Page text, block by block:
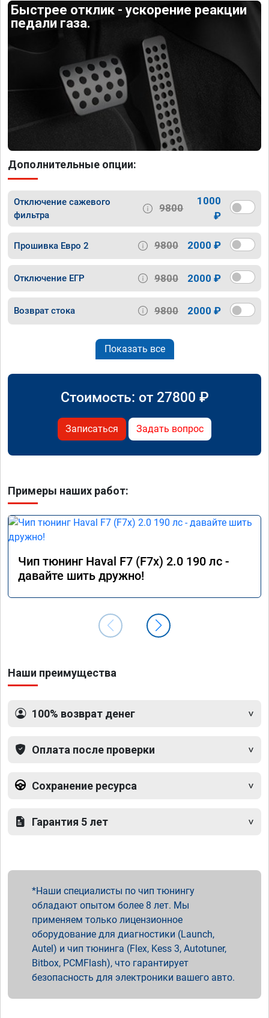
Быстрее отклик - ускорение реакции
педали газа.
Дополнительные опции:
Отключение сажевого
фильтра
9800
1000
₽
Прошивка Евро 2 9800 2000 ₽
Отключение ЕГР 9800 2000 ₽
Возврат стока 9800 2000 ₽
Показать все
Стоимость: от 27800 ₽
Записаться Задать вопрос
Примеры наших работ:
Чип тюнинг Haval F7 (F7x) 2.0 190 лс -
давайте шить дружно!
Наши преимущества
100% возврат денег
Оплата после проверки
Сохранение ресурса
Гарантия 5 лет
Наши специалисты по чип тюнингу
обладают опытом более 8 лет. Мы
применяем только лицензионное
оборудование для диагностики (Launch,
Autel) и чип тюнинга (Flex, Kess 3, Autotuner,
Bitbox, PCMFlash), что гарантирует
безопасность для электроники вашего авто.